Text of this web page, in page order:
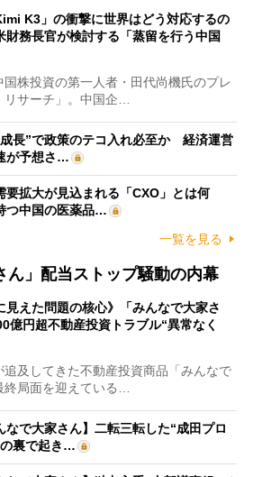
K3」の衝撃に世界はどう対応するの
務長官が検討する「蒸留を行う中国
株投資の第一人者・田代尚機氏のプレ
サーチ」。中国企…
長”で政策のテコ入れ必至か 経済運営
が予想さ…
要拡大が見込まれる「CXO」とは何
つ中国の医薬品…
一覧を見る
ん」配当ストップ騒動の内幕
見えた問題の核心》「みんなで大家さ
億円超不動産投資トラブル“異常なく
及してきた不動産投資商品「みんなで
局面を迎えている…
なで大家さん】二転三転した“成田プロ
裏で起き…